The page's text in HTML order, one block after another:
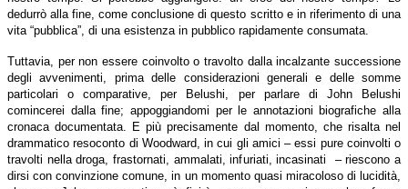
dedurrò alla fine, come conclusione di questo scritto e in riferimento di una
vita “pubblica”, di una esistenza in pubblico rapidamente consumata.
Tuttavia, per non essere coinvolto o travolto dalla incalzante successione
degli avvenimenti, prima delle considerazioni generali e delle somme
particolari o comparative, per Belushi, per parlare di John Belushi
comincerei dalla fine; appoggiandomi per le annotazioni biografiche alla
cronaca documentata. E più precisamente dal momento, che risalta nel
drammatico resoconto di Woodward, in cui gli amici – essi pure coinvolti o
travolti nella droga, frastornati, ammalati, infuriati, incasinati – riescono a
dirsi con convinzione comune, in un momento quasi miracoloso di lucidità,